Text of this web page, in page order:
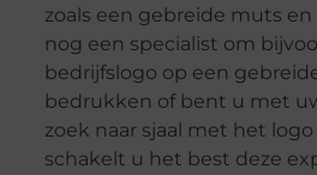
zoals een gebreide muts
nog een specialist om
bedrijfslogo op een
bedrukken of bent u met
zoek naar sjaal met het
schakelt u het best deze